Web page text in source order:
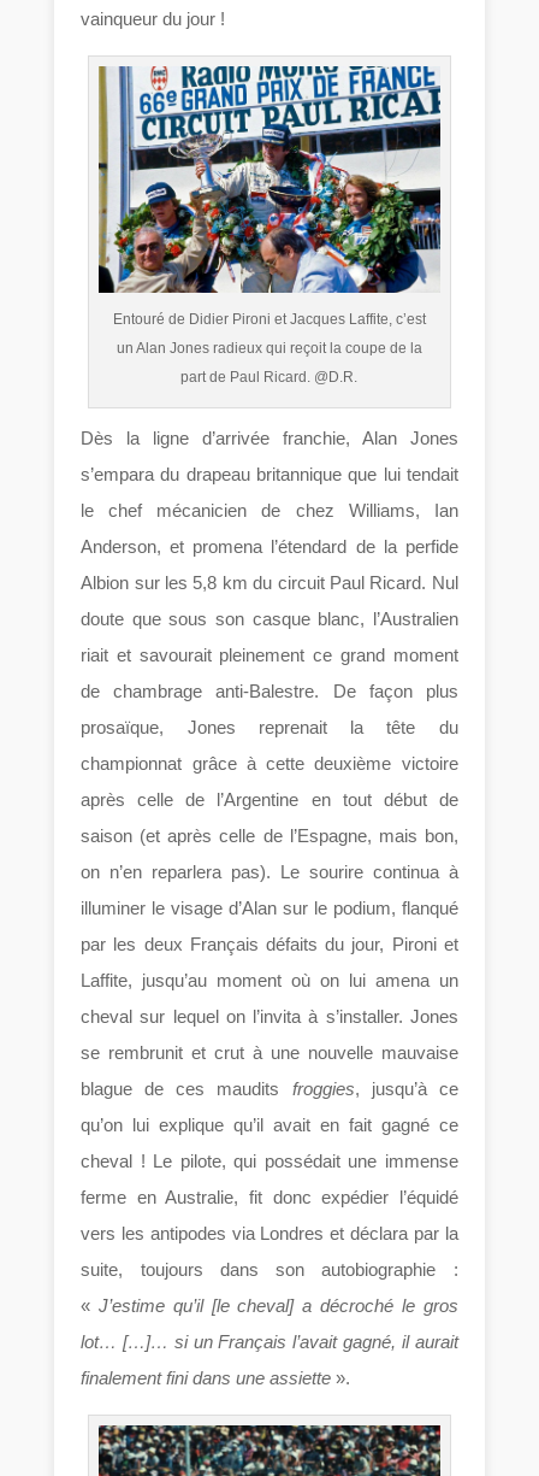
vainqueur du jour !
Entouré de Didier Pironi et Jacques Laffite, c’est
un Alan Jones radieux qui reçoit la coupe de la
part de Paul Ricard. @D.R.
Dès la ligne d’arrivée franchie, Alan Jones
s’empara du drapeau britannique que lui tendait
le chef mécanicien de chez Williams, Ian
Anderson, et promena l’étendard de la perfide
Albion sur les 5,8 km du circuit Paul Ricard. Nul
doute que sous son casque blanc, l’Australien
riait et savourait pleinement ce grand moment
de chambrage anti-Balestre. De façon plus
prosaïque, Jones reprenait la tête du
championnat grâce à cette deuxième victoire
après celle de l’Argentine en tout début de
saison (et après celle de l’Espagne, mais bon,
on n’en reparlera pas). Le sourire continua à
illuminer le visage d’Alan sur le podium, flanqué
par les deux Français défaits du jour, Pironi et
Laffite, jusqu’au moment où on lui amena un
cheval sur lequel on l’invita à s’installer. Jones
se rembrunit et crut à une nouvelle mauvaise
blague de ces maudits froggies, jusqu’à ce
qu’on lui explique qu’il avait en fait gagné ce
cheval ! Le pilote, qui possédait une immense
ferme en Australie, fit donc expédier l’équidé
vers les antipodes via Londres et déclara par la
suite, toujours dans son autobiographie :
«J’estime qu’il [le cheval] a décroché le gros
lot… […]… si un Français l’avait gagné, il aurait
finalement fini dans une assiette ».